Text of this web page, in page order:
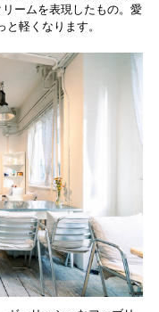
リームを表現したもの。愛
軽くなります。